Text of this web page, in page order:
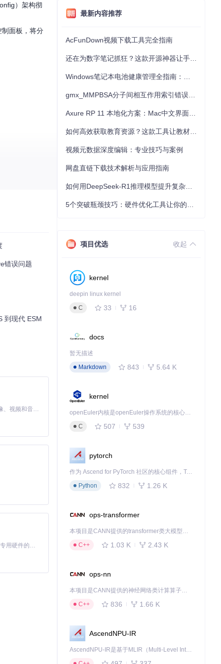
）架构彻
面板，将分
了传统配置
错误问题
到现代 ESM
MiniMax H3 是一个通用的全模态生成系统。它支持对由文本、图像、视频和音频组成的多模态上下文进行统一理解，并能生成分辨率高达 2K、时长可达 15 秒的带原生立体声音频的视频。得益于面向任务泛化的系统设计，H3 在预训练阶段就已具备广泛的多模态上下文理解与生成能力，能够出色地执行复杂的多模态指令。
基于Python的Xiaozhi AI，适用于想要完整Xiaozhi体验而无需拥有专用硬件的用户。
最新内容推荐
AcFunDown视频下载工具完全指南
视频元数据深度编辑：专业技巧与案例
网盘直链下载技术解析与应用指南
项目优选 收起
kernel
deepin linux kernel
C
33 16
docs
暂无描述
Markdown
843 5.64 K
kernel
openEuler内核是openEuler操作系统的核心，既是系统性能与稳定性的基石，也是连接处理器、设备与服务的桥梁。
C
507 539
pytorch
作为 Ascend for PyTorch 社区的核心组件，TorchNPU 是昇腾专为 PyTorch 打造的深度学习适配插件，使 PyTorch 框架能够直接调用昇腾 NPU，为开发者提供昇腾 AI 处理器的超强算力。
Python
832 1.26 K
ops-transformer
本项目是CANN提供的transformer类大模型算子库，实现网络在NPU上加速计算。
C++
1.03 K 2.43 K
ops-nn
本项目是CANN提供的神经网络类计算算子库，实现网络在NPU上加速计算。
C++
836 1.66 K
AscendNPU-IR
AscendNPU-IR是基于MLIR（Multi-Level Intermediate Representation）构建的，面向昇腾亲和算子编译时使用的中间表示，提供昇腾完备表达能力，通过编译优化提升昇腾AI处理器计算效率，支持通过生态框架使能昇腾AI处理器与深度调优